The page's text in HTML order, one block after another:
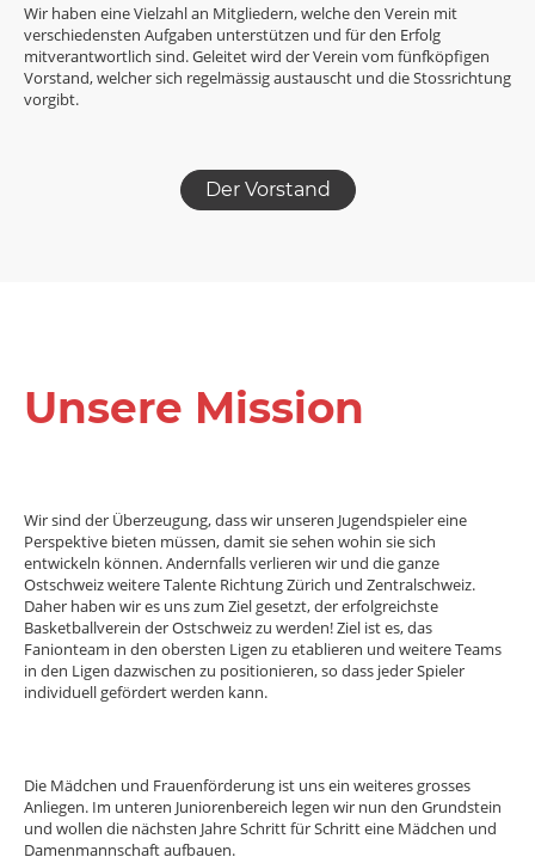
Wir haben eine Vielzahl an Mitgliedern, welche den Verein mit
verschiedensten Aufgaben unterstützen und für den Erfolg
mitverantwortlich sind. Geleitet wird der Verein vom fünfköpfigen
Vorstand, welcher sich regelmässig austauscht und die Stossrichtung
vorgibt.
Der Vorstand
Unsere Mission
Wir sind der Überzeugung, dass wir unseren Jugendspieler eine
Perspektive bieten müssen, damit sie sehen wohin sie sich
entwickeln können. Andernfalls verlieren wir und die ganze
Ostschweiz weitere Talente Richtung Zürich und Zentralschweiz.
Daher haben wir es uns zum Ziel gesetzt, der erfolgreichste
Basketballverein der Ostschweiz zu werden! Ziel ist es, das
Fanionteam in den obersten Ligen zu etablieren und weitere Teams
in den Ligen dazwischen zu positionieren, so dass jeder Spieler
individuell gefördert werden kann.
Die Mädchen und Frauenförderung ist uns ein weiteres grosses
Anliegen. Im unteren Juniorenbereich legen wir nun den Grundstein
und wollen die nächsten Jahre Schritt für Schritt eine Mädchen und
Damenmannschaft aufbauen.